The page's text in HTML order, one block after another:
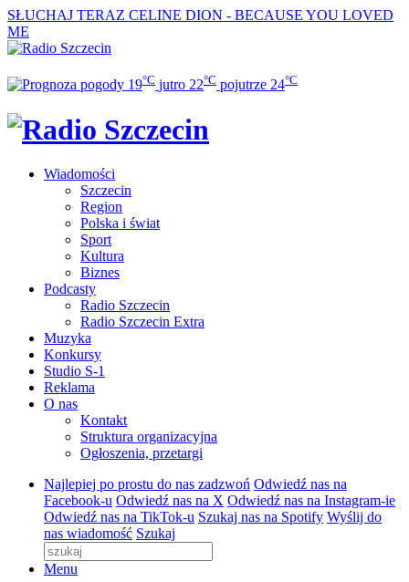
SŁUCHAJ TERAZ CELINE DION - BECAUSE YOU LOVED
ME
19°C jutro 22°C pojutrze 24°C
Wiadomości
Szczecin
Region
Polska i świat
Sport
Kultura
Biznes
Podcasty
Radio Szczecin
Radio Szczecin Extra
Muzyka
Konkursy
Studio S-1
Reklama
O nas
Kontakt
Struktura organizacyjna
Ogłoszenia, przetargi
Najlepiej po prostu do nas zadzwoń Odwiedź nas na
Facebook-u Odwiedź nas na X Odwiedź nas na Instagram-ie
Odwiedź nas na TikTok-u Szukaj nas na Spotify Wyślij do
nas wiadomość Szukaj
Menu